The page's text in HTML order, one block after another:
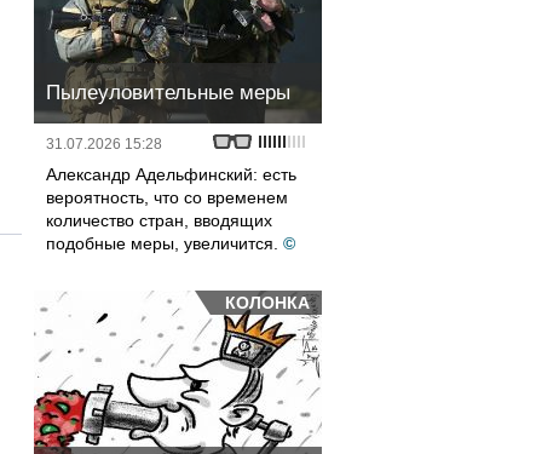
Пылеуловительные меры
31.07.2026 15:28
Александр Адельфинский: есть
вероятность, что со временем
количество стран, вводящих
подобные меры, увеличится. ©
КОЛОНКА